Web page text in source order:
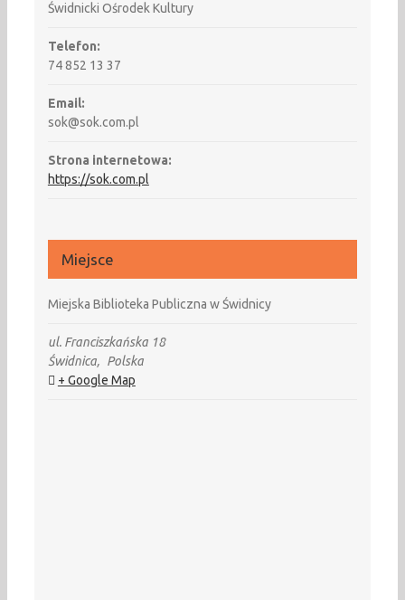
Świdnicki Ośrodek Kultury
Telefon:
74 852 13 37
Email:
sok@sok.com.pl
Strona internetowa:
https://sok.com.pl
Miejsce
Miejska Biblioteka Publiczna w Świdnicy
ul. Franciszkańska 18
Świdnica, Polska
+ Google Map